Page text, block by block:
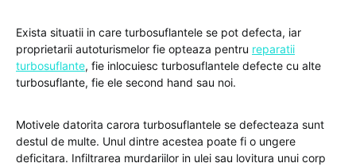
Exista situatii in care turbosuflantele se pot defecta, iar
proprietarii autoturismelor fie opteaza pentru reparatii
turbosuflante, fie inlocuiesc turbosuflantele defecte cu alte
turbosuflante, fie ele second hand sau noi.
Motivele datorita carora turbosuflantele se defecteaza sunt
destul de multe. Unul dintre acestea poate fi o ungere
deficitara. Infiltrarea murdariilor in ulei sau lovitura unui corp